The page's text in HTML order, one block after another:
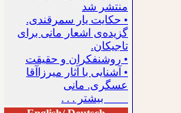
منتشر شد
• حکایت یار سمرقندی.
گزیده‌ی اشعار مانی برای
تاجیکان.
• روشنفکران و حقیقت
• آشنایی با آثار میرزاآقا
عسگری. مانی
بیشتر . . .